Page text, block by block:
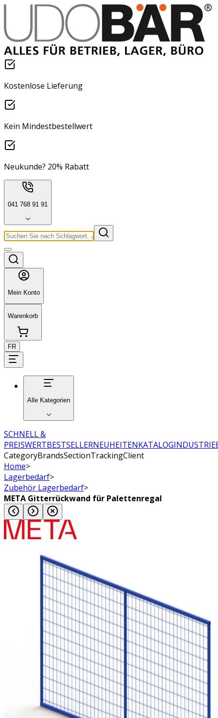
Kostenlose Lieferung
Kein Mindestbestellwert
Neukunde? 20% Rabatt
041 768 91 91
Mein Konto
Warenkorb
FR
Alle Kategorien
SCHNELL &
PREISWERTBESTSELLERNEUHEITENKATALOG
CategoryBrandsSectionTrackingClient
Home>
Lagerbedarf>
Zubehör Lagerbedarf>
META Gitterrückwand für Palettenregal